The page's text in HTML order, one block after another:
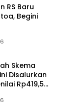
RS Baru
Begini
Skema
Disalurkan
Rp419,5